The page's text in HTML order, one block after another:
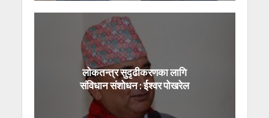
लोकतन्त्र सुदृढीकरणका लागि
संविधान संशोधन : ईश्वर पोखरेल